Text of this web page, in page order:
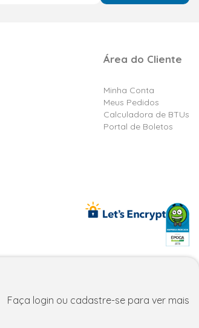
Faça login ou cadastre-se para ver mais
Área do Cliente
Minha Conta
Meus Pedidos
Calculadora de BTUs
Portal de Boletos
para fpatacado.com.br.